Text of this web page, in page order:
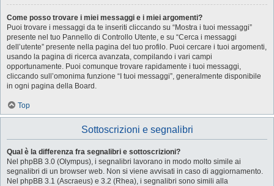
Come posso trovare i miei messaggi e i miei argomenti?
Puoi trovare i messaggi da te inseriti cliccando su “Mostra i tuoi messaggi”
presente nel tuo Pannello di Controllo Utente, e su “Cerca i messaggi
dell’utente” presente nella pagina del tuo profilo. Puoi cercare i tuoi argomenti,
usando la pagina di ricerca avanzata, compilando i vari campi
opportunamente. Puoi comunque trovare rapidamente i tuoi messaggi,
cliccando sull’omonima funzione “I tuoi messaggi”, generalmente disponibile
in ogni pagina della Board.
Top
Sottoscrizioni e segnalibri
Qual è la differenza fra segnalibri e sottoscrizioni?
Nel phpBB 3.0 (Olympus), i segnalibri lavorano in modo molto simile ai
segnalibri di un browser web. Non si viene avvisati in caso di aggiornamento.
Nel phpBB 3.1 (Ascraeus) e 3.2 (Rhea), i segnalibri sono simili alla